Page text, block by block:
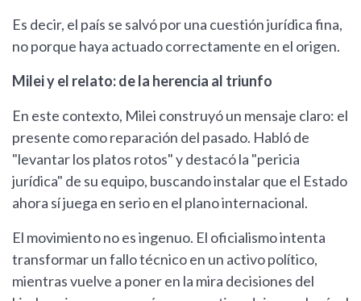
Es decir, el país se salvó por una cuestión jurídica fina,
no porque haya actuado correctamente en el origen.
Milei y el relato: de la herencia al triunfo
En este contexto, Milei construyó un mensaje claro: el
presente como reparación del pasado. Habló de
"levantar los platos rotos" y destacó la "pericia
jurídica" de su equipo, buscando instalar que el Estado
ahora sí juega en serio en el plano internacional.
El movimiento no es ingenuo. El oficialismo intenta
transformar un fallo técnico en un activo político,
mientras vuelve a poner en la mira decisiones del